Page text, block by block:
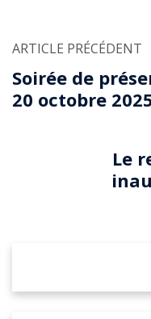
ARTICLE PRÉCÉDENT
Soirée de
20 octobre
Le